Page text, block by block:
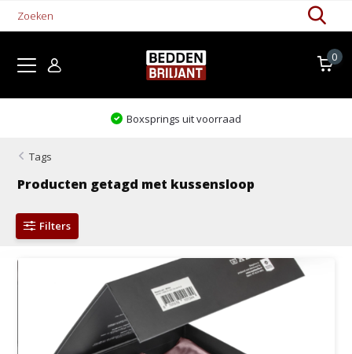
0
Boxsprings uit voorraad
Tags
Producten getagd met kussensloop
Filters